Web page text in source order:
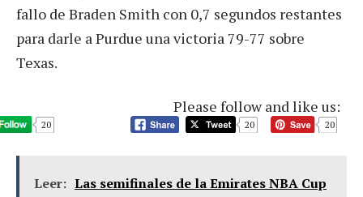
fallo de Braden Smith con 0,7 segundos restantes
para darle a Purdue una victoria 79-77 sobre
Texas.
Please follow and like us:
20 20 20
Leer: Las semifinales de la Emirates NBA Cup